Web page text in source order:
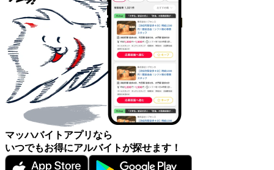
マッハバイトアプリなら
いつでもお得にアルバイトが探せます！